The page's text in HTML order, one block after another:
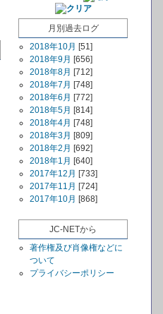
月別過去ログ
2018年10月 [51]
2018年9月 [656]
2018年8月 [712]
2018年7月 [748]
2018年6月 [772]
2018年5月 [814]
2018年4月 [748]
2018年3月 [809]
2018年2月 [692]
2018年1月 [640]
2017年12月 [733]
2017年11月 [724]
2017年10月 [868]
JC-NETから
著作権及び肖像権などに
ついて
プライバシーポリシー